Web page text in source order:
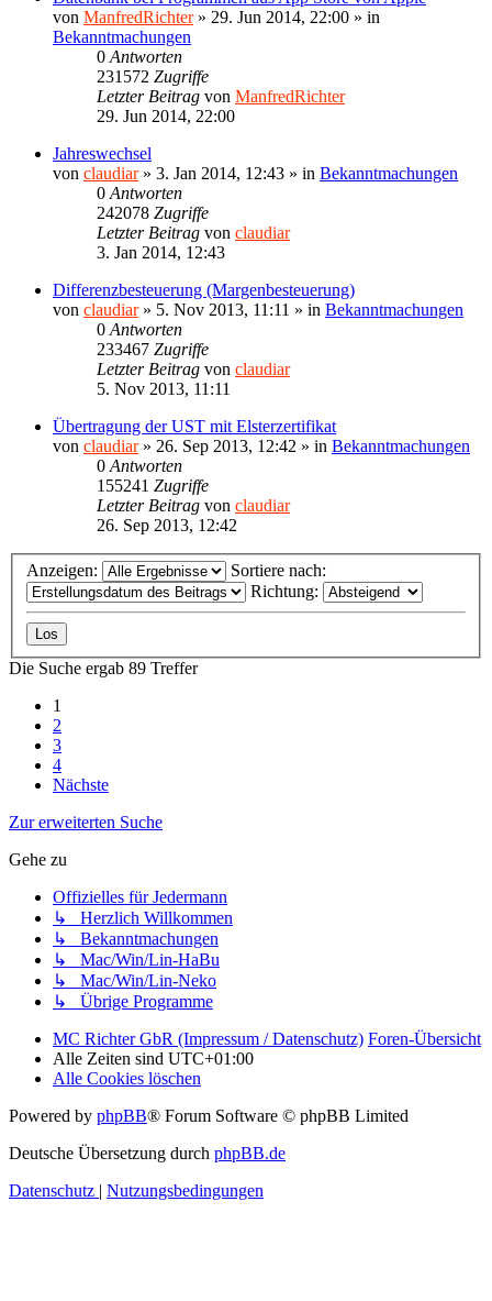
von ManfredRichter» 29. Jun 2014, 22:00 » in
Bekanntmachungen
0 Antworten
231572 Zugriffe
Letzter Beitrag von ManfredRichter
29. Jun 2014, 22:00
Jahreswechsel
von claudiar» 3. Jan 2014, 12:43 » in Bekanntmachungen
0 Antworten
242078 Zugriffe
Letzter Beitrag von claudiar
3. Jan 2014, 12:43
Differenzbesteuerung (Margenbesteuerung)
von claudiar» 5. Nov 2013, 11:11 » in Bekanntmachungen
0 Antworten
233467 Zugriffe
Letzter Beitrag von claudiar
5. Nov 2013, 11:11
Übertragung der UST mit Elsterzertifikat
von claudiar» 26. Sep 2013, 12:42 » in Bekanntmachungen
0 Antworten
155241 Zugriffe
Letzter Beitrag von claudiar
26. Sep 2013, 12:42
Anzeigen:
Sortiere nach:
Richtung:
Die Suche ergab 89 Treffer
1
2
3
4
Nächste
Zur erweiterten Suche
Gehe zu
Offizielles für Jedermann
↳ Herzlich Willkommen
↳ Bekanntmachungen
↳ Mac/Win/Lin-HaBu
↳ Mac/Win/Lin-Neko
↳ Übrige Programme
MC Richter GbR (Impressum / Datenschutz) Foren-Übersicht
Alle Zeiten sind UTC+01:00
Alle Cookies löschen
Powered by phpBB® Forum Software © phpBB Limited
Deutsche Übersetzung durch phpBB.de
Datenschutz
Nutzungsbedingungen